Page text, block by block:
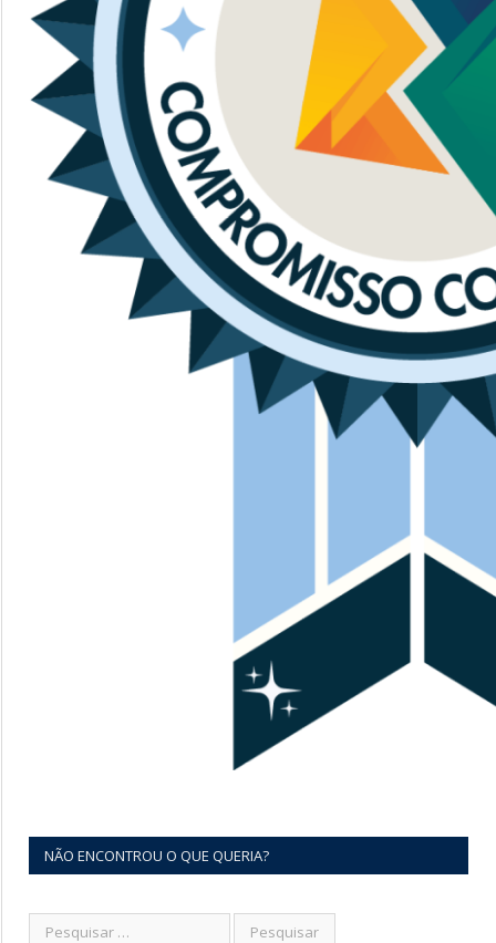
NÃO ENCONTROU O QUE QUERIA?